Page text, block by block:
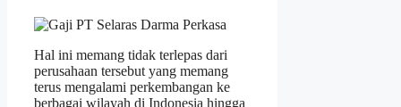
Hal ini memang tidak terlepas dari
perusahaan tersebut yang memang
terus mengalami perkembangan ke
berbagai wilayah di Indonesia hingga